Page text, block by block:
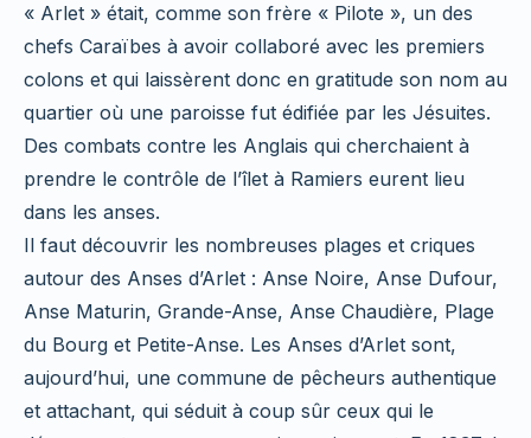
« Arlet » était, comme son frère « Pilote », un des
chefs Caraïbes à avoir collaboré avec les premiers
colons et qui laissèrent donc en gratitude son nom au
quartier où une paroisse fut édifiée par les Jésuites.
Des combats contre les Anglais qui cherchaient à
prendre le contrôle de l’îlet à Ramiers eurent lieu
dans les anses.
Il faut découvrir les nombreuses plages et criques
autour des Anses d’Arlet : Anse Noire, Anse Dufour,
Anse Maturin, Grande-Anse, Anse Chaudière, Plage
du Bourg et Petite-Anse. Les Anses d’Arlet sont,
aujourd’hui, une commune de pêcheurs authentique
et attachant, qui séduit à coup sûr ceux qui le